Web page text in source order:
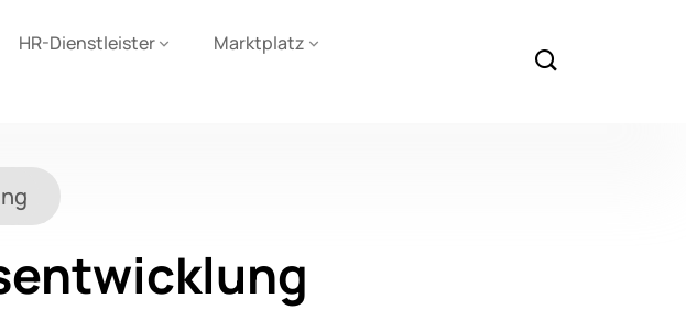
HR-Dienstleister
Marktplatz